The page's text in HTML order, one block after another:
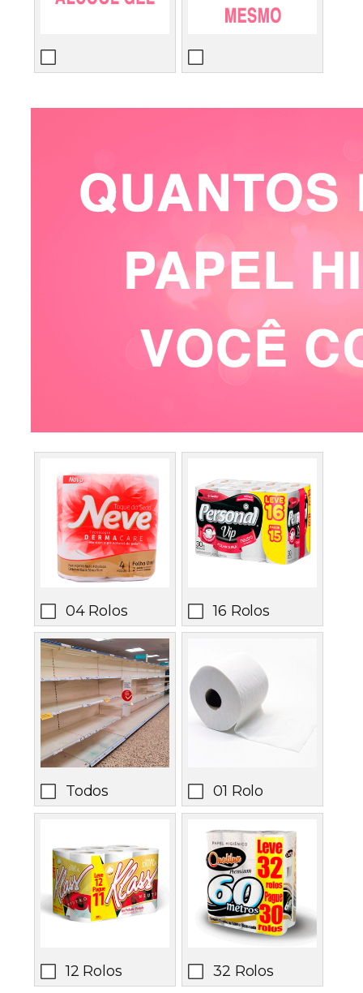
04 Rolos 16 Rolos
Todos 01 Rolo
12 Rolos 32 Rolos